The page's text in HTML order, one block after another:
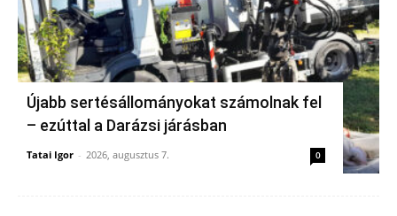
Újabb sertésállományokat számolnak fel
– ezúttal a Darázsi járásban
Tatai Igor - 2026, augusztus 7. 0